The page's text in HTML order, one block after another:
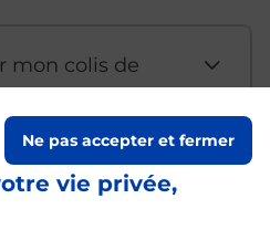
vie privée,
Ne pas accepter et fermer
mon colis de
un
depuis un